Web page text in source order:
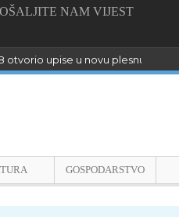
NAM VIJEST
upise u novu plesnu sezonu
GOSPODARSTVO